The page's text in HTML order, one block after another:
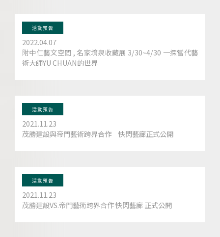
活動預告
2022.04.07
附中仁藝文空間 , 名家堉泉收藏展 3/30~4/30 一探當代藝
術大師YU CHUAN的世界
活動預告
2021.11.23
茂勝建設與帝門藝術跨界合作 快閃藝廊正式公開
活動預告
2021.11.23
茂勝建設VS.帝門藝術跨界合作 快閃藝廊 正式公開